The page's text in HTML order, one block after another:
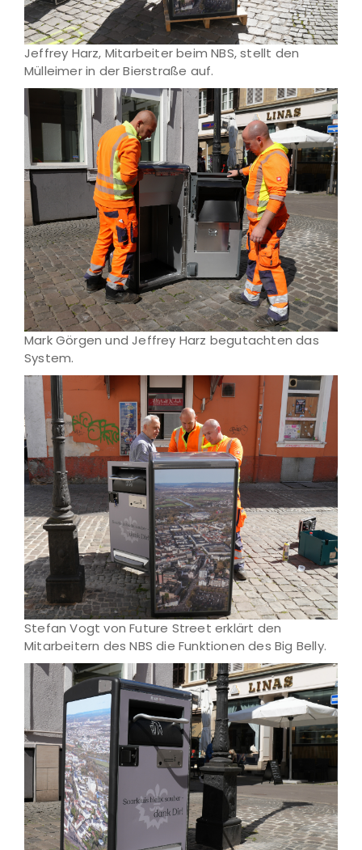
Jeffrey Harz, Mitarbeiter beim NBS, stellt den
Mülleimer in der Bierstraße auf.
Mark Görgen und Jeffrey Harz begutachten das
System.
Stefan Vogt von Future Street erklärt den
Mitarbeitern des NBS die Funktionen des Big Belly.